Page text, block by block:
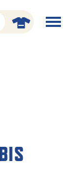
Menü
öffnen